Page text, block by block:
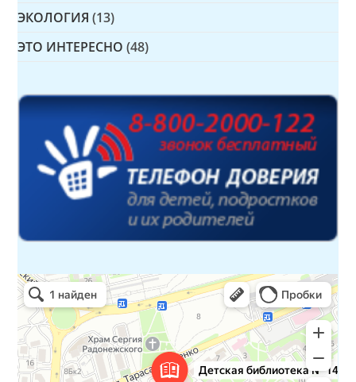
ЭКОЛОГИЯ (13)
ЭТО ИНТЕРЕСНО (48)
Детская библиотека № 14 Дружбы народов
Библиотека в Севастополе